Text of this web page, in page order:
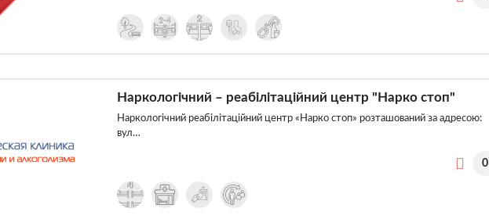
Наркологічний – реабілітаційний центр "Нарко стоп"
Наркологічний реабілітаційний центр «Нарко стоп» розташований за адресою:
вул…
0